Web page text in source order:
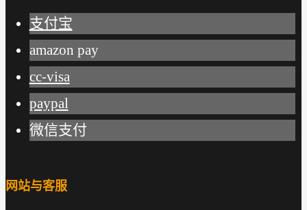
支付宝
amazon pay
cc-visa
paypal
微信支付
网站与客服